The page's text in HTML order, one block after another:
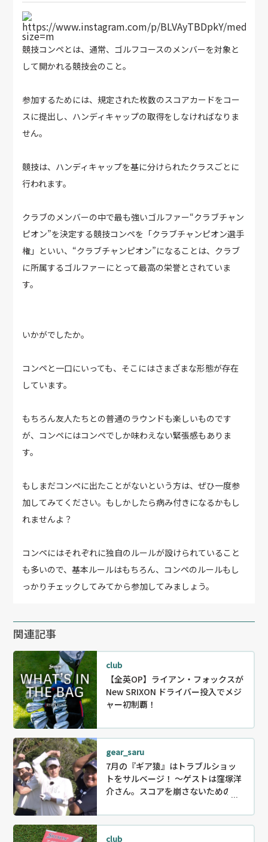
https://www.instagram.com/p/BLVAyTBDpkY/media?
size=m
競技コンペとは、通常、ゴルフコースのメンバーを対象と
して開かれる競技会のこと。
参加するためには、規定された枚数のスコアカードをコー
スに提出し、ハンディキャップの取得をしなければなりま
せん。
競技は、ハンディキャップを基に分けられたクラスごとに
行われます。
クラブのメンバーの中で最も強いゴルファー“クラブチャン
ピオン”を決定する競技コンペを「クラブチャンピオン選手
権」といい、“クラブチャンピオン”になることは、クラブ
に所属するゴルファーにとって最高の栄誉とされていま
す。
いかがでしたか。
コンペと一口にいっても、そこにはさまざまな形態が存在
しています。
もちろん友人たちとの普通のラウンドも楽しいものです
が、コンペにはコンペでしか味わえない緊張感もありま
す。
もしまだコンペに出たことがないという方は、ぜひ一度参
加してみてください。もしかしたら病み付きになるかもし
れませんよ？
コンペにはそれぞれに独自のルールが設けられていること
も多いので、基本ルールはもちろん、コンペのルールもし
っかりチェックしてみてから参加してみましょう。
関連記事
club
【全英OP】ライアン・フォックスが
New SRIXON ドライバー投入でメジ
ャー初制覇！
gear_saru
7月の『ギア猿』はトラブルショッ
トをサルベージ！ ～ゲストは窪塚洋
介さん。スコアを崩さないためのリ
club